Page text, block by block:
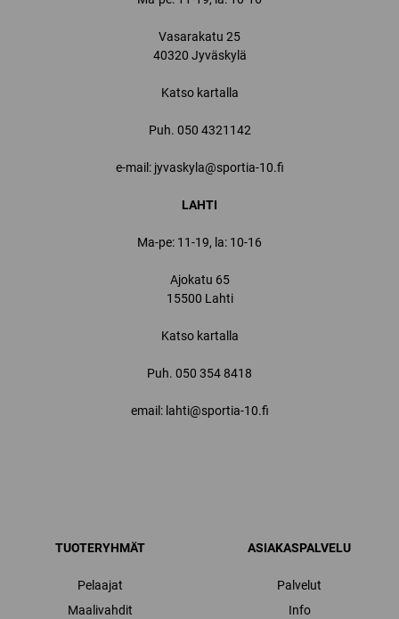
Vasarakatu 25
40320 Jyväskylä
Katso kartalla
Puh. 050 4321142
e-mail: jyvaskyla@sportia-10.fi
LAHTI
Ma-pe: 11-19, la: 10-16
Ajokatu 65
15500 Lahti
Katso kartalla
Puh. 050 354 8418
email: lahti@sportia-10.fi
TUOTERYHMÄT
Pelaajat
Maalivahdit
ASIAKASPALVELU
Palvelut
Info